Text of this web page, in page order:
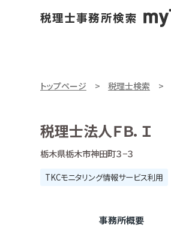
トップページ 税理士検索
税理士法人ＦＢ．Ｉ
栃木県栃木市神田町３−３
TKCモニタリング情報サービス利用
事務所概要